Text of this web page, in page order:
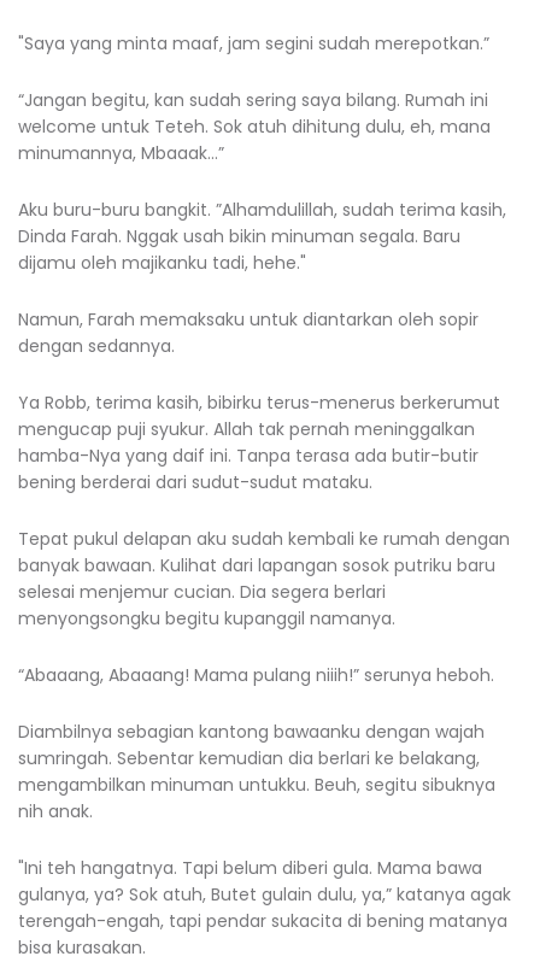
"Saya yang minta maaf, jam segini sudah merepotkan.”
“Jangan begitu, kan sudah sering saya bilang. Rumah ini
welcome untuk Teteh. Sok atuh dihitung dulu, eh, mana
minumannya, Mbaaak…”
Aku buru-buru bangkit. ”Alhamdulillah, sudah terima kasih,
Dinda Farah. Nggak usah bikin minuman segala. Baru
dijamu oleh majikanku tadi, hehe."
Namun, Farah memaksaku untuk diantarkan oleh sopir
dengan sedannya.
Ya Robb, terima kasih, bibirku terus-menerus berkerumut
mengucap puji syukur. Allah tak pernah meninggalkan
hamba-Nya yang daif ini. Tanpa terasa ada butir-butir
bening berderai dari sudut-sudut mataku.
Tepat pukul delapan aku sudah kembali ke rumah dengan
banyak bawaan. Kulihat dari lapangan sosok putriku baru
selesai menjemur cucian. Dia segera berlari
menyongsongku begitu kupanggil namanya.
“Abaaang, Abaaang! Mama pulang niiih!” serunya heboh.
Diambilnya sebagian kantong bawaanku dengan wajah
sumringah. Sebentar kemudian dia berlari ke belakang,
mengambilkan minuman untukku. Beuh, segitu sibuknya
nih anak.
"Ini teh hangatnya. Tapi belum diberi gula. Mama bawa
gulanya, ya? Sok atuh, Butet gulain dulu, ya,” katanya agak
terengah-engah, tapi pendar sukacita di bening matanya
bisa kurasakan.